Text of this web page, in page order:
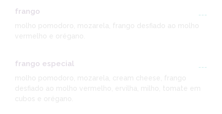
frango
---
frango especial
---
molho pomodoro, mozarela, cream cheese, frango
cubos e orégano.